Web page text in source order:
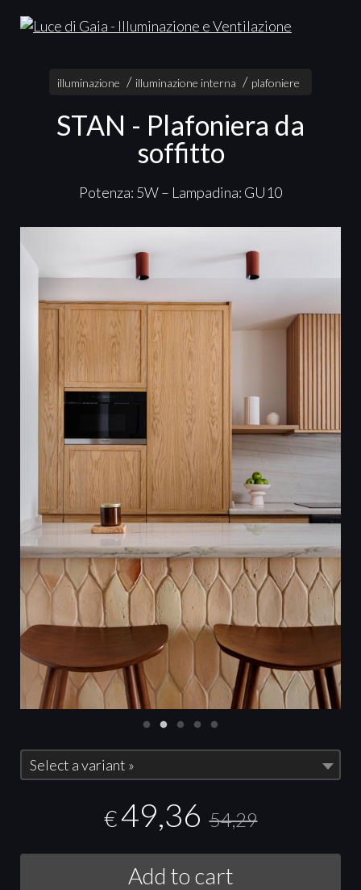
illuminazione illuminazione interna plafoniere
STAN - Plafoniera da
soffitto
Potenza: 5W – Lampadina: GU10
Select a variant »
€49,36 54,29
Add to cart